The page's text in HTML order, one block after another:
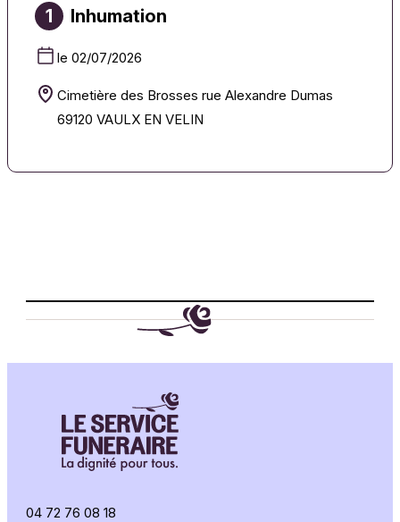
1 Inhumation
le 02/07/2026
Cimetière des Brosses rue Alexandre Dumas
69120 VAULX EN VELIN
04 72 76 08 18